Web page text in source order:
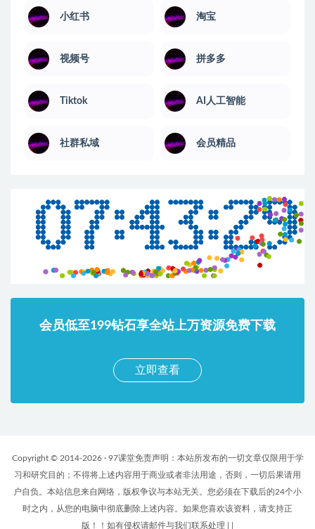
小红书 淘宝
视频号 拼多多
Tiktok AI人工智能
社群私域 会员精品
会员低至199钻石享全站上万资源免费下载
立即查看
Copyright © 2014-2026 · 97课堂免责声明：本站所发布的一切文章仅限用于学
习和研究目的；不得将上述内容用于商业或者非法用途，否则，一切后果请用
户自负。本站信息来自网络，版权争议与本站无关。您必须在下载后的24个小
时之内，从您的电脑中彻底删除上述内容。如果您喜欢该资料，请支持正
版！！如有侵权请邮件与我们联系处理